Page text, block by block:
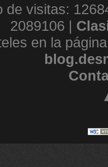
de visitas:
2089106 |
en la